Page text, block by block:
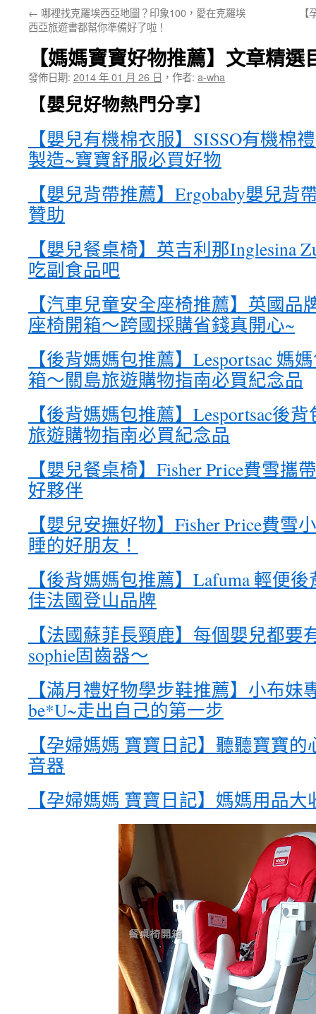
← 哪裡找克羅埃西亞地圖？印象100，愛在克羅埃
西亞旅遊書都幫你準備好了啦！
【媽媽寶寶好物推薦】文章精選
發佈日期: 2014 年 01 月 26 日 ， 作者: a-wha
【嬰兒好物熱門分享】
【嬰兒有機棉衣服】SISSO有機棉
製造~寶寶舒服必買好物
【嬰兒背帶推薦】Ergobaby嬰兒背
贊助
【嬰兒餐桌椅】英吉利那Inglesina
吃副食品吧
【汽車兒童安全座椅推薦】英國品
座椅開箱～跨國採購省錢真開心~
【後背媽媽包推薦】Lesportsac 媽
箱～關島旅遊購物指南必買紀念品
【後背媽媽包推薦】Lesportsac後
旅遊購物指南必買紀念品
【嬰兒餐桌椅】Fisher Price費雪攜
好夥伴
【嬰兒安撫好物】Fisher Price費雪
睡的好朋友！
【後背媽媽包推薦】Lafuma 輕便
佳法國登山品牌
【法國蘇菲長頸鹿】每個嬰兒都要
sophie固齒器～
【滿月禮好物學步鞋推薦】小布妹
be*U~走出自己的第一步
【孕婦媽媽 寶寶日記】聽聽寶寶
音器
【孕婦媽媽 寶寶日記】媽媽用品大